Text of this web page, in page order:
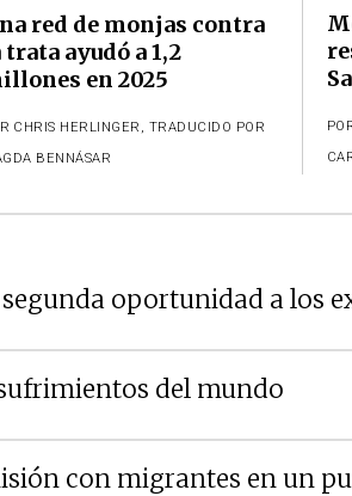
red de monjas contra
trata ayudó a 1,2
en 2025
CHRIS HERLINGER
TRADUCIDO POR
BENNÁSAR
oportunidad a los
del mundo
con migrantes en un